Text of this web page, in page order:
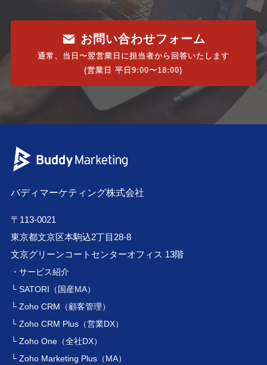
お問い合わせフォーム
通常、当日〜翌営業日に担当者から回答いたします
(営業日 平日9:00〜18:00)
バディマーケティング株式会社
〒113-0021
東京都文京区本駒込2丁目28-8
文京グリーンコートセンターオフィス 13階
・サービス紹介
└ SATORI（国産MA）
└ Zoho CRM（顧客管理）
└ Zoho CRM Plus（営業DX）
└ Zoho One（全社DX）
└ Zoho Marketing Plus（MA）